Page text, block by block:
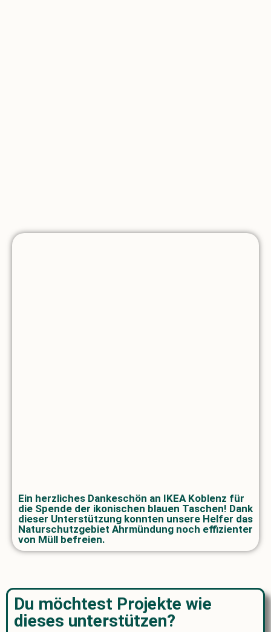
Ein herzliches Dankeschön an IKEA Koblenz für
die Spende der ikonischen blauen Taschen! Dank
dieser Unterstützung konnten unsere Helfer das
Naturschutzgebiet Ahrmündung noch effizienter
von Müll befreien.
Du möchtest Projekte wie
dieses unterstützen?